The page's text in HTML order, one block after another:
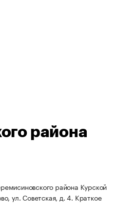
района
района Курской
ул. Советская, д. 4. Краткое